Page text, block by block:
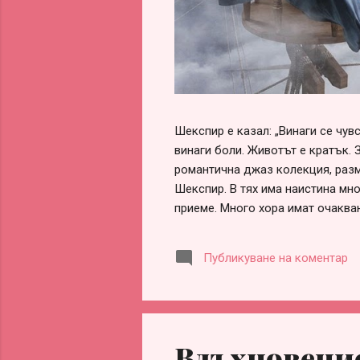
Шекспир е казал: „Винаги се
винаги боли. Животът е кратък.
романтична джаз колекция,
Шекспир. В тях има наистина
приеме. Много хора имат
оформи сам, ако честно
заради разочарования,
партньорство. Истината обаче
Публикуване на коментар